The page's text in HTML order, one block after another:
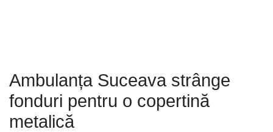
Ambulanța Suceava strânge
fonduri pentru o copertină
metalică